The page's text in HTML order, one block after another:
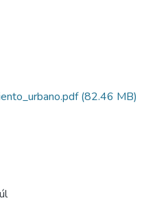
(82.46 MB)